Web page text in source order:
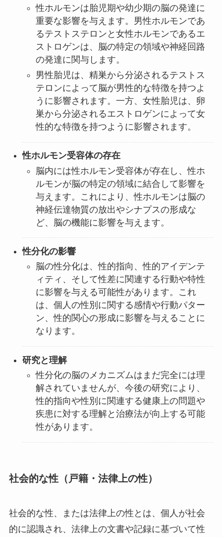
性ホルモンは胎児期や幼少期の脳の発達に
重要な影響を与えます。男性ホルモンであ
るテストステロンと女性ホルモンであるエ
ストロゲンは、脳の特定の領域や神経回路
の発達に関与します。
男性胎児は、精巣から分泌されるテストス
テロンによって脳が男性的な特徴を持つよ
うに影響されます。一方、女性胎児は、卵
巣から分泌されるエストロゲンによって女
性的な特徴を持つように影響されます。
性ホルモン受容体の存在
脳内には性ホルモン受容体が存在し、性ホ
ルモンが脳の特定の領域に結合して影響を
与えます。これにより、性ホルモンは脳の
神経伝達物質の放出やシナプスの形成な
ど、脳の機能に影響を与えます。
性分化の影響
脳の性分化は、性的指向、性的アイデンテ
ィティ、そして性差に関連する行動や特性
に影響を与える可能性があります。これ
は、個人の性別に関する感情や行動パター
ン、性的関心の形成に影響を与えることに
なります。
研究と理解
性分化の脳のメカニズムはまだ完全には理
解されていませんが、今後の研究により、
性的指向や性別に関連する健康上の問題や
疾患に対する理解と治療法が向上する可能
性があります。
社会的な性（戸籍・法律上の性）
社会的な性、または法律上の性とは、個人が社会
的に認識され、法律上の文書や記録に基づいて性